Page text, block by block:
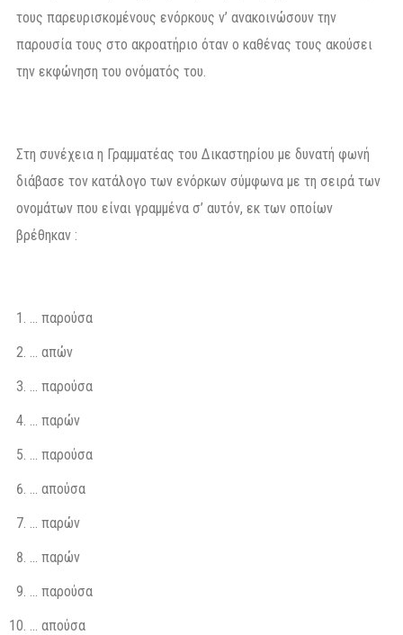
τους παρευρισκομένους ενόρκους ν’ ανακοινώσουν την
παρουσία τους στο ακροατήριο όταν ο καθένας τους ακούσει
την εκφώνηση του ονόματός του.
Στη συνέχεια η Γραμματέας του Δικαστηρίου με δυνατή φωνή
διάβασε τον κατάλογο των ενόρκων σύμφωνα με τη σειρά των
ονομάτων που είναι γραμμένα σ’ αυτόν, εκ των οποίων
βρέθηκαν :
… παρούσα
… απών
… παρούσα
… παρών
… παρούσα
… απούσα
… παρών
… παρών
… παρούσα
… απούσα